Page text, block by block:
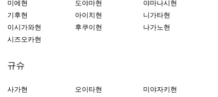
미에현 도야마현
야마나시현
기후현
아이치현
니가타현
이시가와현
후쿠이현
나가노현
시즈오카현
규슈
사가현 오이타현
미야자키현